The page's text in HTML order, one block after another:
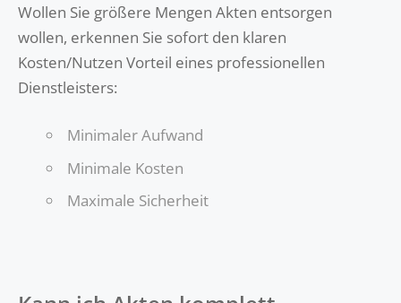
Wollen Sie größere Mengen Akten entsorgen
wollen, erkennen Sie sofort den klaren
Kosten/Nutzen Vorteil eines professionellen
Dienstleisters:
Minimaler Aufwand
Minimale Kosten
Maximale Sicherheit